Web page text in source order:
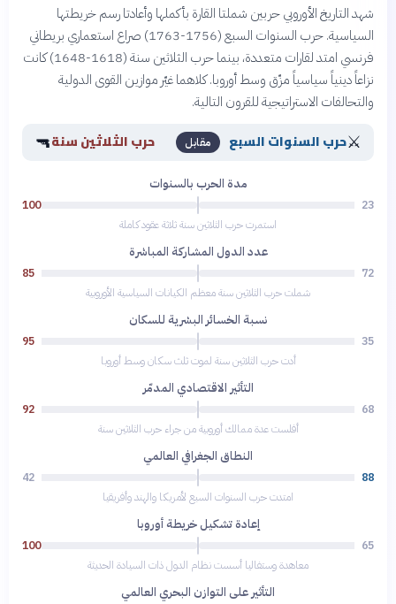
شهد التاريخ الأوروبي حربين شملتا القارة بأكملها وأعادتا رسم خريطتها
السياسية. حرب السنوات السبع (1756-1763) صراع استعماري بريطاني
فرنسي امتد لقارات متعددة، بينما حرب الثلاثين سنة (1618-1648) كانت
نزاعاً دينياً سياسياً مزّق وسط أوروبا. كلاهما غيّر موازين القوى الدولية
والتحالفات الاستراتيجية للقرون التالية.
⚔️حرب السنوات السبع مقابل حرب الثلاثين سنة🔫
مدة الحرب بالسنوات
23
100
استمرت حرب الثلاثين سنة ثلاثة عقود كاملة
عدد الدول المشاركة المباشرة
72
85
شملت حرب الثلاثين سنة معظم الكيانات السياسية الأوروبية
نسبة الخسائر البشرية للسكان
35
95
أدت حرب الثلاثين سنة لموت ثلث سكان وسط أوروبا
التأثير الاقتصادي المدمّر
68
92
أفلست عدة ممالك أوروبية من جراء حرب الثلاثين سنة
النطاق الجغرافي العالمي
88
42
امتدت حرب السنوات السبع لأمريكا والهند وأفريقيا
إعادة تشكيل خريطة أوروبا
65
100
معاهدة وستفاليا أسست نظام الدول ذات السيادة الحديثة
التأثير على التوازن البحري العالمي